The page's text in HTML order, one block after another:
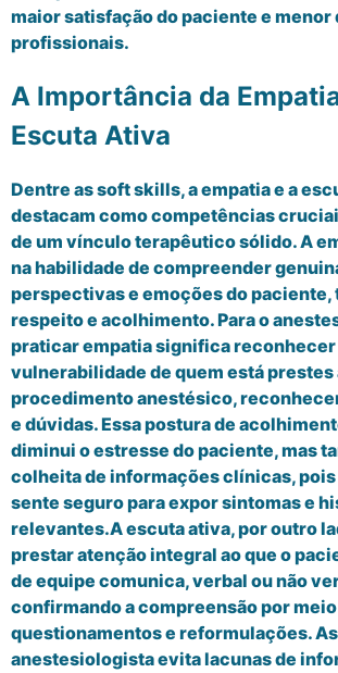
maior satisfação do paciente e menor
profissionais.
A Importância da
Escuta Ativa
Dentre as soft skills, a empatia e a
destacam como competências
de um vínculo terapêutico sólido. A
na habilidade de compreender
perspectivas e emoções do
respeito e acolhimento. Para o
praticar empatia significa reconhecer
vulnerabilidade de quem está prestes
procedimento anestésico,
e dúvidas. Essa postura de
diminui o estresse do paciente, mas
colheita de informações clínicas, pois
sente seguro para expor sintomas e
relevantes.A escuta ativa, por outro
prestar atenção integral ao que o
de equipe comunica, verbal ou não
confirmando a compreensão por
questionamentos e reformulações.
anestesiologista evita lacunas de